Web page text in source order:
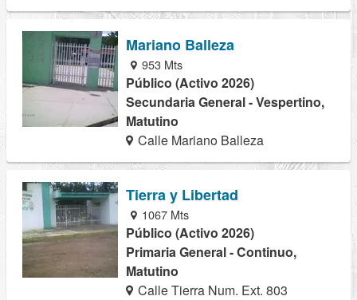
Mariano Balleza
953 Mts
Público (Activo 2026)
Secundaria General - Vespertino,
Matutino
Calle Mariano Balleza
Tierra y Libertad
1067 Mts
Público (Activo 2026)
Primaria General - Continuo,
Matutino
Calle Tierra Num. Ext. 803